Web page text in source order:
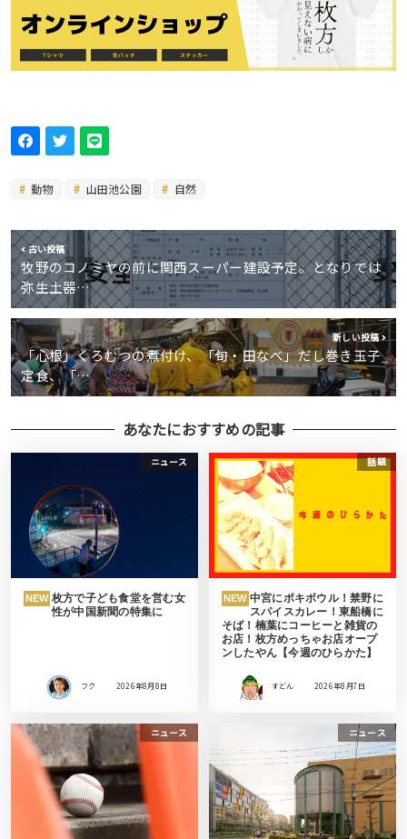
動物 山田池公園 自然
古い投稿
牧野のコノミヤの前に関西スーパー建設予定。となりでは
弥生土器…
新しい投稿
「心根」くろむつの煮付け、「旬・田なべ」だし巻き玉子
定食、「…
あなたにおすすめの記事
ニュース
NEW 枚方で子ども食堂を営む女
性が中国新聞の特集に
フク 2026年8月8日
話題
NEW 中宮にポキボウル！禁野に
スパイスカレー！東船橋に
そば！楠葉にコーヒーと雑貨の
お店！枚方めっちゃお店オープ
ンしたやん【今週のひらかた】
すどん 2026年8月7日
ニュース ニュース